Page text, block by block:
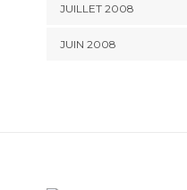
JUILLET 2008
JUIN 2008